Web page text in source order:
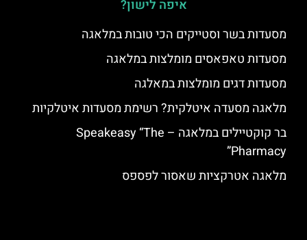
איפה לישון?
מסעדות בשר וסטייקים הכי טובות במלאגה
מסעדות טאפאסים מומלצות במלאגה
מסעדות דגים מומלצות במאלגה
מלאגה מסעדה איטלקית? רשימת מסעדות איטלקיות
בר קוקטיילים במלאגה – Speakeasy “The
Pharmacy”
מלאגה אטרקציות שאסור לפספס